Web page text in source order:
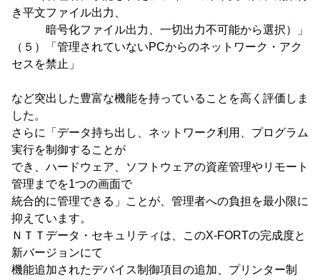
き平文ファイル出力、
暗号化ファイル出力、一切出力不可能から選択）」
（５）「管理されていないPCからのネットワーク・アク
セスを禁止」
など突出した豊富な機能を持っていることを高く評価しま
した。
さらに「データ持ち出し、ネットワーク利用、プログラム
実行を制御することが
でき、ハードウェア、ソフトウェアの資産管理やリモート
管理までを1つの画面で
統合的に管理できる」ことが、管理者への負担を最小限に
抑えています。
ＮＴＴデータ・セキュリティは、このX-FORTの完成度と
新バージョンにて
機能追加されたデバイス制御項目の追加、プリンター制